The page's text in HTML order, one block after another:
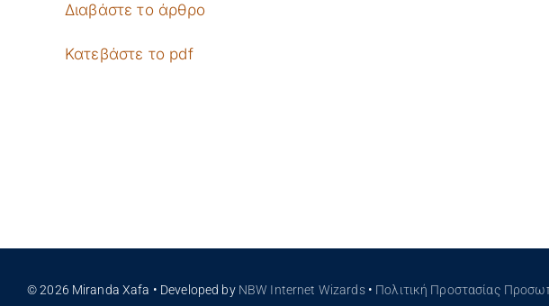
Διαβάστε το άρθρο
Κατεβάστε το pdf
© 2026 Miranda Xafa • Developed by NBW Internet Wizards• Πολιτική Προστασίας